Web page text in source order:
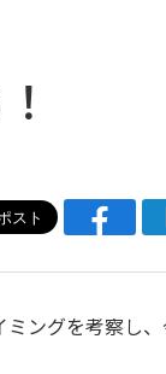
ングを考察し